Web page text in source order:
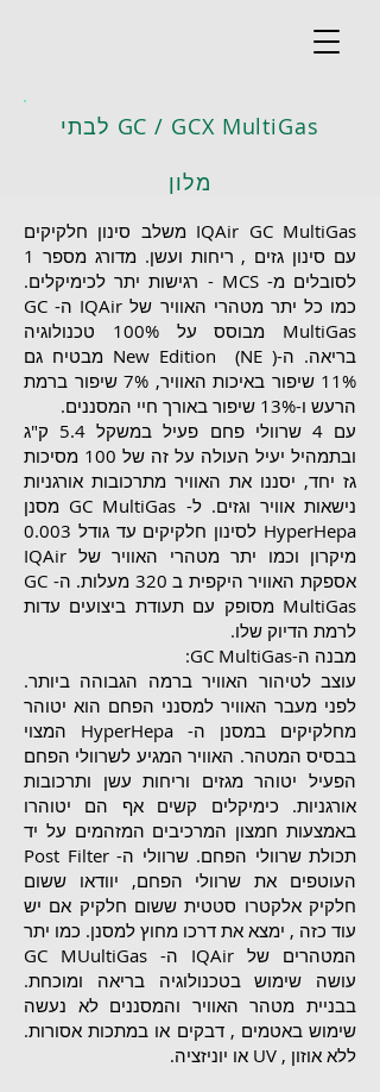
IQAir GC MultiGas משלב סינון חלקיקים
עם סינון גזים , ריחות ועשן. מדורג מספר 1
לסובלים מ- MCS - רגישות יתר לכימיקלים.
כמו כל יתר מטהרי האוויר של IQAir ה- GC
MultiGas מבוסס על 100% טכנולוגיה
בריאה. ה-( New Edition (NE מבטיח גם
11% שיפור באיכות האוויר, 7% שיפור ברמת
הרעש ו-13% שיפור באורך חיי המסננים.
עם 4 שרוולי פחם פעיל במשקל 5.4 ק"ג
ובתמהיל יעיל העולה על זה של 100 מסיכות
גז יחד, יסננו את האוויר מתרכובות אורגניות
נישאות אוויר וגזים. ל- GC MultiGas מסנן
HyperHepa לסינון חלקיקים עד גודל 0.003
מיקרון וכמו יתר מטהרי האוויר של IQAir
אספקת האוויר היקפית ב 320 מעלות. ה- GC
MultiGas מסופק עם תעודת ביצועים עדות
לרמת הדיוק שלו.
מבנה ה-GC MultiGas:
עוצב לטיהור האוויר ברמה הגבוהה ביותר.
לפני מעבר האוויר למסנני הפחם הוא יטוהר
מחלקיקים במסנן ה- HyperHepa המצוי
בבסיס המטהר. האוויר המגיע לשרוולי הפחם
הפעיל יטוהר מגזים וריחות עשן ותרכובות
אורגניות. כימיקלים קשים אף הם יטוהרו
באמצעות חמצון המרכיבים המזהמים על יד
תכולת שרוולי הפחם. שרוולי ה- Post Filter
העוטפים את שרוולי הפחם, יוודאו ששום
חלקיק אלקטרו סטטית ששום חלקיק אם יש
עוד כזה , ימצא את דרכו מחוץ למסנן. כמו יתר
המטהרים של IQAir ה- GC MUultiGas
עושה שימוש בטכנולוגיה בריאה ומוכחת.
בבניית מטהר האוויר והמסננים לא נעשה
שימוש באטמים , דבקים או במתכות אסורות.
ללא אוזון , UV או יוניזציה.
GC / GCX MultiGas לבתי
מלון